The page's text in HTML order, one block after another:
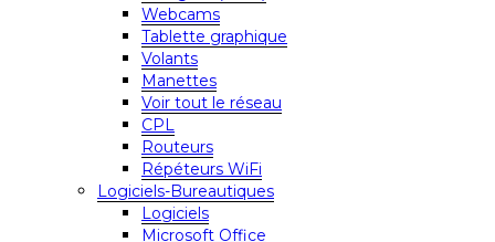
Webcams
Tablette graphique
Volants
Manettes
Voir tout le réseau
CPL
Routeurs
Répéteurs WiFi
Logiciels-Bureautiques
Logiciels
Microsoft Office